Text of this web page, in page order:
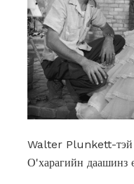
Walter Plunkett-тэй
О'харагийн